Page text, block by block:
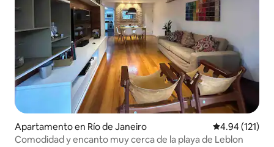
Apartamento en Río de Janeiro Calificación
4.94 (121)
Comodidad y encanto muy cerca de la playa de Leblon